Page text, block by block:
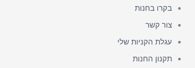
בקרו בחנות
צור קשר
עגלת הקניות שלי
תקנון החנות